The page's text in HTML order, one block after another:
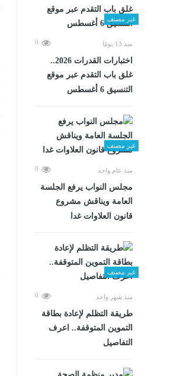
غير مصنف
منذ 13 يومًا 0
اختبارات القدرات 2026..
غلق باب التقدم عبر موقع
التنسيق 6 أغسطس
غير مصنف
منذ عام واحد 0
مجلس النواب يرفع الجلسة
العامة ويناقش مشروع
قانون العلاوات غدا
غير مصنف
منذ شهر واحد 0
طريقة التظلم لإعادة بطاقة
التموين المتوقفة.. اعرف
التفاصيل